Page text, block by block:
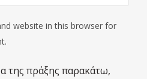
website in this browser for
της πράξης παρακάτω,